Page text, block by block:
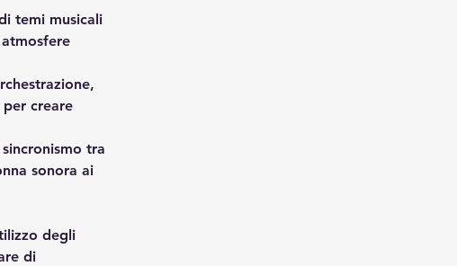
temi musicali
creare
tra
sonora ai
degli
di